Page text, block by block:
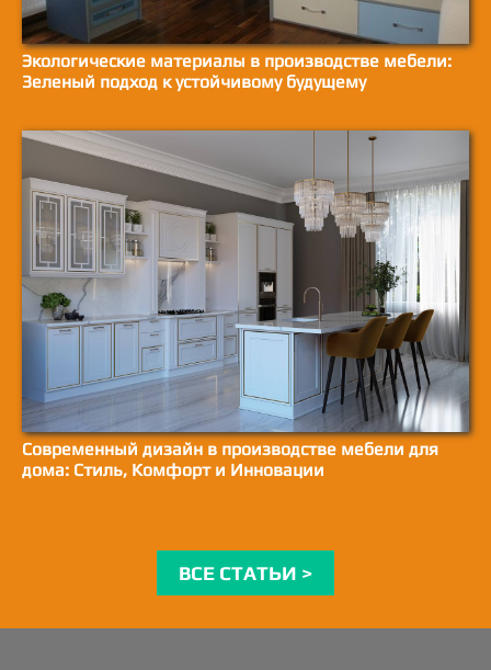
Экологические материалы в производстве мебели:
Зеленый подход к устойчивому будущему
Современный дизайн в производстве мебели для
дома: Стиль, Комфорт и Инновации
ВСЕ СТАТЬИ >